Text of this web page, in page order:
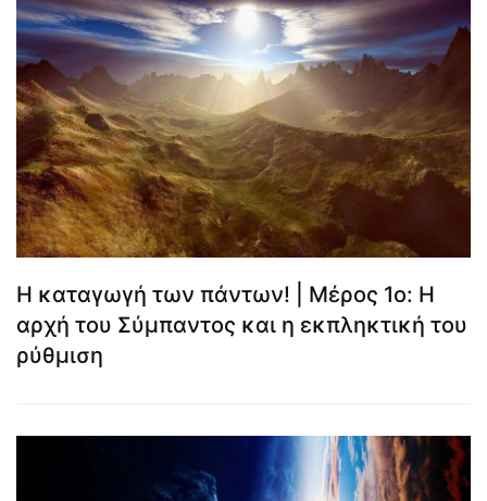
Η καταγωγή των πάντων! | Μέρος 1ο: Η
αρχή του Σύμπαντος και η εκπληκτική του
ρύθμιση